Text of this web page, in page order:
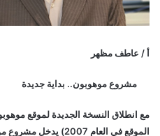
أ / عاطف مظهر
مشروع موهوبون.. بداية جديدة
مع انطلاق النسخة الجديدة لموقع
الموقع في العام